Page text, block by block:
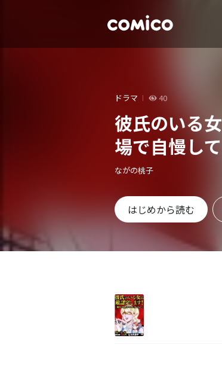
ドラマ 40
彼氏のいる
場で自慢し
ながの桃子
はじめから読む